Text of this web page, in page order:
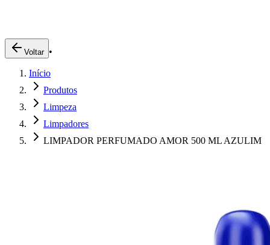
Pedidos Online
Trabalhe Conosco
Voltar •
Início
Produtos
Limpeza
Limpadores
LIMPADOR PERFUMADO AMOR 500 ML AZULIM